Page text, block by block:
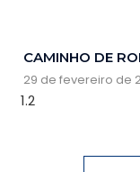
CAMINHO DE
29 de fevereiro de